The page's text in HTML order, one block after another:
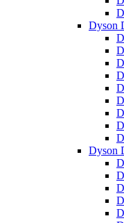
Dyson
Dyson